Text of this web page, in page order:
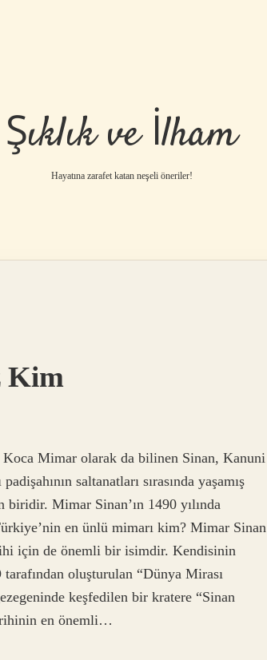
Şıklık ve İlham
Hayatına zarafet katan neşeli öneriler!
Kim
Mimar olarak da bilinen Sinan, Kanuni
saltanatları sırasında yaşamış
biridir. Mimar Sinan’ın 1490 yılında
en ünlü mimarı kim? Mimar Sinan
için de önemli bir isimdir. Kendisinin
oluşturulan “Dünya Mirası
keşfedilen bir kratere “Sinan
en önemli…